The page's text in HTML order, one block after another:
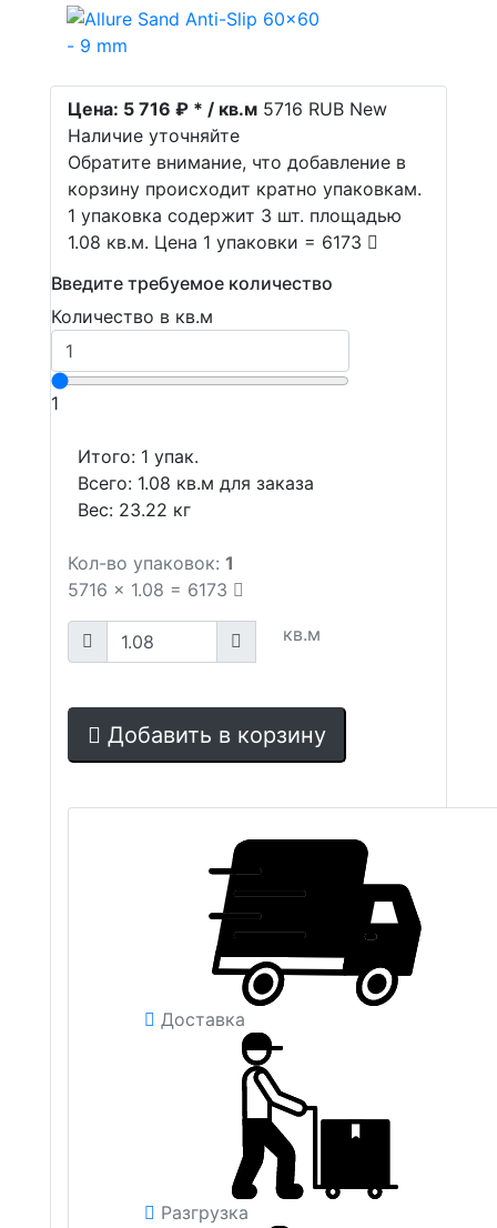
Цена: 5 716 ₽ * / кв.м 5716 RUB New
Наличие уточняйте
Обратите внимание, что добавление в
корзину происходит кратно упаковкам.
1 упаковка содержит 3 шт. площадью
1.08 кв.м. Цена 1 упаковки = 6173
Введите требуемое количество
Количество в кв.м
1
Итого: 1 упак.
Всего: 1.08 кв.м для заказа
Вес: 23.22 кг
Кол-во упаковок: 1
5716 x 1.08 = 6173
кв.м
Добавить в корзину
Доставка
Разгрузка